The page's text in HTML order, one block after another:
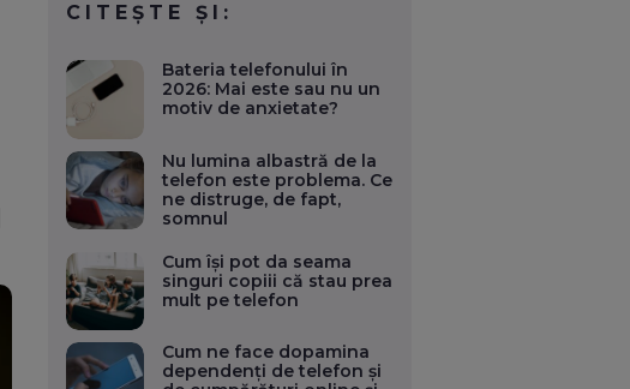
CITEȘTE ȘI:
Bateria telefonului în
2026: Mai este sau nu un
motiv de anxietate?
Nu lumina albastră de la
telefon este problema. Ce
ne distruge, de fapt,
somnul
Cum își pot da seama
singuri copiii că stau prea
mult pe telefon
Cum ne face dopamina
dependenți de telefon și